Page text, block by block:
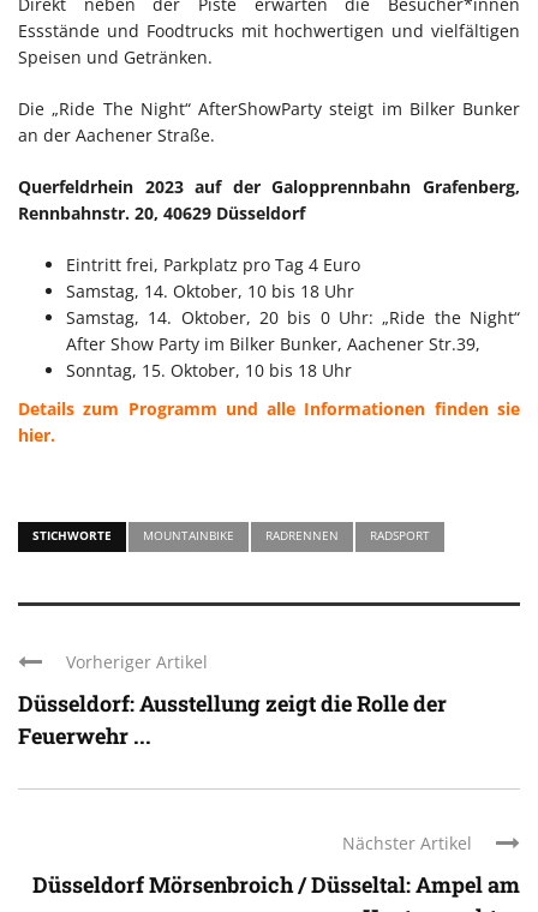
Essstände und Foodtrucks mit hochwertigen und vielfältigen
Speisen und Getränken.
Die „Ride The Night“ AfterShowParty steigt im Bilker Bunker
an der Aachener Straße.
Querfeldrhein 2023 auf der Galopprennbahn Grafenberg,
Rennbahnstr. 20, 40629 Düsseldorf
Eintritt frei, Parkplatz pro Tag 4 Euro
Samstag, 14. Oktober, 10 bis 18 Uhr
Samstag, 14. Oktober, 20 bis 0 Uhr: „Ride the Night“
After Show Party im Bilker Bunker, Aachener Str.39,
Sonntag, 15. Oktober, 10 bis 18 Uhr
Details zum Programm und alle Informationen finden sie
hier.
STICHWORTE MOUNTAINBIKE RADRENNEN RADSPORT
Vorheriger Artikel
Düsseldorf: Ausstellung zeigt die Rolle der
Feuerwehr ...
Nächster Artikel
Düsseldorf Mörsenbroich / Düsseltal: Ampel am